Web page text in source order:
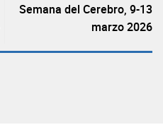
Semana del Cerebro, 9-13
marzo 2026